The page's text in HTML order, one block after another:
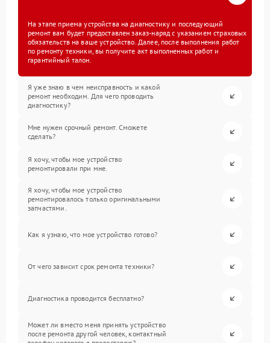
На этапе приема устройства на диагностику и последующий
ремонт вам будет предоставлен заказ-наряд с указанием страховых
обязательств на ваше устройство. Далее, после выполнения работ
по ремонту техники, вы получите акт выполненных работ и
гарантийный талон.
Я уже знаю в чем неисправность и какой
ремонт необходим. Для чего проводить
диагностику?
Мне нужен срочный ремонт. Сможете
сделать?
Я хочу, чтобы мое устройство
ремонтировали при мне.
Я хочу, чтобы мое устройство
ремонтировалось только оригинальными
запчастями.
Как я узнаю, что мое устройство готово?
От чего зависит срок ремонта техники?
Диагностика проводится бесплатно?
Может ли вместо меня принять устройство
после ремонта другой человек, контактный